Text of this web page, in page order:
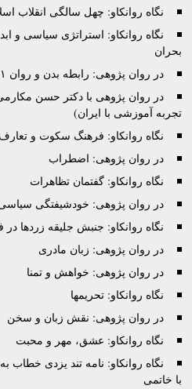
نگاه روانکاو: چهل سالگی انقلاب
نگاه روانکاو: استراتژی سیاسی و
بحران
در روان پژوهی: رابطه بدن و روان ۱
در روان پژوهی با دکتر حسن
تجربه آموزشی با ایران)
نگاه روانکاو: فرهنگ سکوت و تعارف
در روان پژوهی: اضطراب
نگاه روانکاو: گفتمان تظاهرات
در روان پژوهی: خودشیفتگی
نگاه روانکاو: جنبش جلیقه زردها در
در روان پژوهی: زبان مادری
در روان پژوهی: خواهش و تمنا
نگاه روانکاو: تحریمها
در روان پژوهی: نقش زبان و سخن
نگاه روانکاو: عشق، مهر و محبت
نگاه روانکاو: نامه تند یزدی خطاب
با خاتمی